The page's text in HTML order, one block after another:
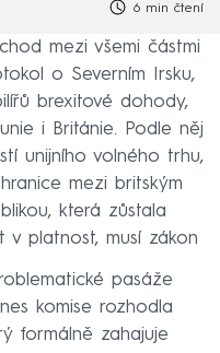
6 min čtení
mezi všemi částmi
o Severním Irsku,
brexitové dohody,
i Británie. Podle něj
unijního volného trhu,
mezi britským
která zůstala
v platnost, musí zákon
pasáže
komise rozhodla
formálně zahajuje